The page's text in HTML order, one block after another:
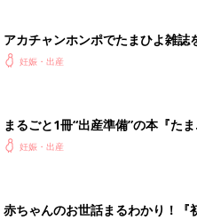
アカチャンホンポでたまひよ雑誌
うとポイント10倍【期間限定】
妊娠・出産
まるごと1冊“出産準備”の本『たま
クラブ 夏号』〈スペシャル大特集〉
妊娠・出産
赤ちゃんのお世話まるわかり！『